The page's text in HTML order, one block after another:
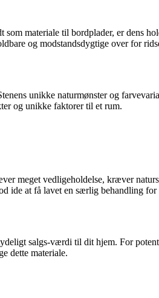
materiale til bordplader, er dens
og modstandsdygtige over for
unikke naturmønster og
og unikke faktorer til et rum.
meget vedligeholdelse, kræver
at få lavet en særlig behandling
salgs-værdi til dit hjem. For
dette materiale.